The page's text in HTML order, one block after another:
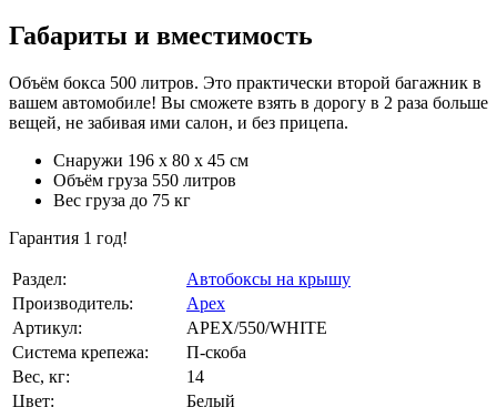
Габариты и вместимость
Объём бокса 500 литров. Это практически второй багажник в
вашем автомобиле! Вы сможете взять в дорогу в 2 раза больше
вещей, не забивая ими салон, и без прицепа.
Снаружи 196 х 80 х 45 см
Объём груза 550 литров
Вес груза до 75 кг
Гарантия 1 год!
Раздел:
Автобоксы на крышу
Производитель:
Apex
Артикул:
APEX/550/WHITE
Система крепежа:
П-скоба
Вес, кг:
14
Цвет:
Белый